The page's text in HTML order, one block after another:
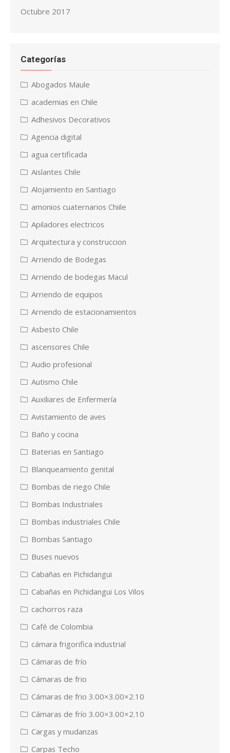
Octubre 2017
Categorías
Abogados Maule
academias en Chile
Adhesivos Decorativos
Agencia digital
agua certificada
Aislantes Chile
Alojamiento en Santiago
amonios cuaternarios Chiile
Apiladores electricos
Arquitectura y construccion
Arriendo de Bodegas
Arriendo de bodegas Macul
Arriendo de equipos
Arriendo de estacionamientos
Asbesto Chile
ascensores Chile
Audio profesional
Autismo Chile
Auxiliares de Enfermería
Avistamiento de aves
Baño y cocina
Baterias en Santiago
Blanqueamiento genital
Bombas de riego Chile
Bombas Industriales
Bombas industriales Chile
Bombas Santiago
Buses nuevos
Cabañas en Pichidangui
Cabañas en Pichidangui Los Vilos
cachorros raza
Café de Colombia
cámara frigorifica industrial
Cámaras de frío
Cámaras de frio
Cámaras de frio 3.00×3.00×2.10
Cámaras de frío 3.00×3.00×2.10
Cargas y mudanzas
Carpas Techo